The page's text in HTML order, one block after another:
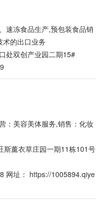
速冻食品生产,预包装食品销
术的出口业务
处双创产业园二期15#
：美容美体服务,销售：化妆
斯薰衣草庄园一期11栋101号
址： https://1005894.qiye